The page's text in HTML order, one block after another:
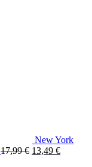
New York
17,99€ Original
13,49 €Current